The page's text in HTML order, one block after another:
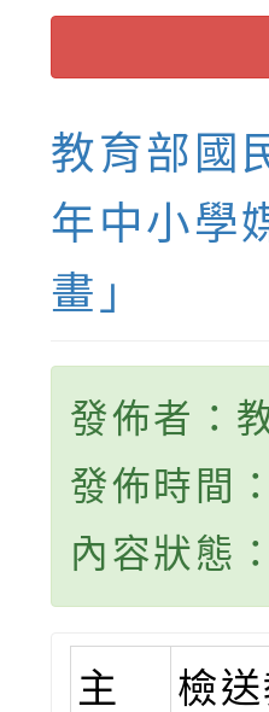
教育部國
年中小學
畫」
發佈者：
發佈時間
內容狀態
主
檢